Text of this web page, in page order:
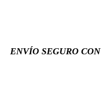
ENVÍO SEGURO CON